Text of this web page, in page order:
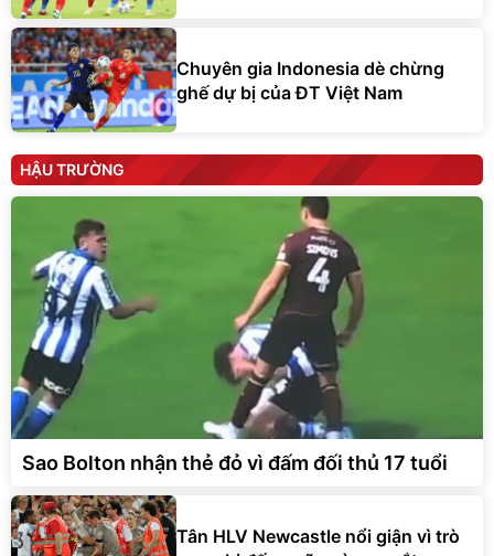
Chuyên gia Indonesia dè chừng
ghế dự bị của ĐT Việt Nam
HẬU TRƯỜNG
Sao Bolton nhận thẻ đỏ vì đấm đối thủ 17 tuổi
Tân HLV Newcastle nổi giận vì trò